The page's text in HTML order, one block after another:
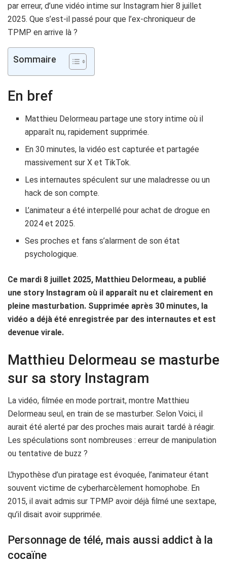
par erreur, d’une vidéo intime sur Instagram hier 8 juillet
2025. Que s’est-il passé pour que l’ex-chroniqueur de
TPMP en arrive là ?
Sommaire
En bref
Matthieu Delormeau partage une story intime où il
apparaît nu, rapidement supprimée.
En 30 minutes, la vidéo est capturée et partagée
massivement sur X et TikTok.
Les internautes spéculent sur une maladresse ou un
hack de son compte.
L’animateur a été interpellé pour achat de drogue en
2024 et 2025.
Ses proches et fans s’alarment de son état
psychologique.
Ce mardi 8 juillet 2025, Matthieu Delormeau, a publié
une story Instagram où il apparaît nu et clairement en
pleine masturbation. Supprimée après 30 minutes, la
vidéo a déjà été enregistrée par des internautes et est
devenue virale.
Matthieu Delormeau se masturbe
sur sa story Instagram
La vidéo, filmée en mode portrait, montre Matthieu
Delormeau seul, en train de se masturber. Selon Voici, il
aurait été alerté par des proches mais aurait tardé à réagir.
Les spéculations sont nombreuses : erreur de manipulation
ou tentative de buzz ?
L’hypothèse d’un piratage est évoquée, l’animateur étant
souvent victime de cyberharcèlement homophobe. En
2015, il avait admis sur TPMP avoir déjà filmé une sextape,
qu’il disait avoir supprimée.
Personnage de télé, mais aussi addict à la
cocaïne